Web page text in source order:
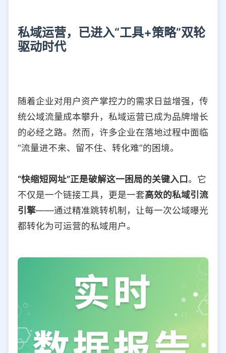
私域运营，已进入“工具+策略”双轮
驱动时代
随着企业对用户资产掌控力的需求日益增强，传
统公域流量成本攀升，私域运营已成为品牌增长
的必经之路。然而，许多企业在落地过程中面临
“流量进不来、留不住、转化难”的困境。
“快缩短网址”正是破解这一困局的关键入口。它
不仅是一个链接工具，更是一套高效的私域引流
引擎——通过精准跳转机制，让每一次公域曝光
都转化为可运营的私域用户。